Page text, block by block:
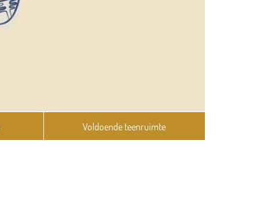
Voldoende teenruimte